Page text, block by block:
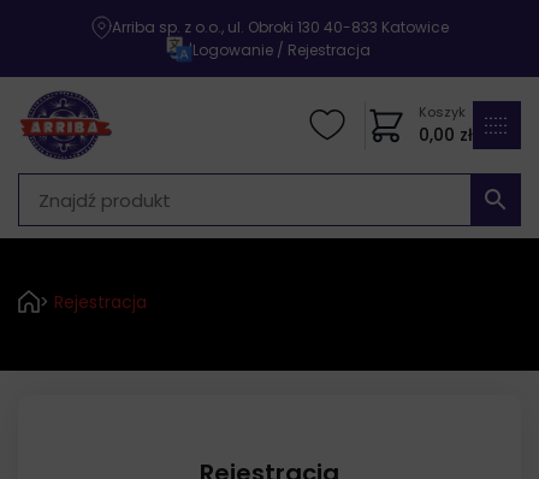
Arriba sp. z o.o., ul. Obroki 130 40-833 Katowice
|Logowanie / Rejestracja
Koszyk
0,00 zł
> Rejestracja